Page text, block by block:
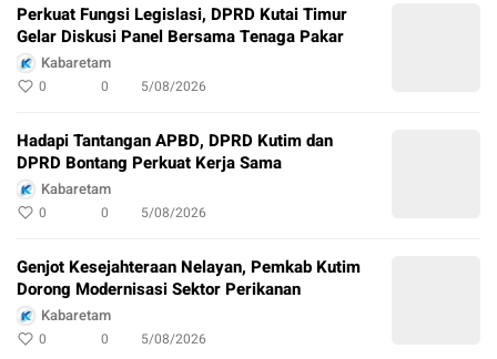
Perkuat Fungsi Legislasi, DPRD Kutai Timur
Gelar Diskusi Panel Bersama Tenaga Pakar
Kabaretam
0 0 5/08/2026
Hadapi Tantangan APBD, DPRD Kutim dan
DPRD Bontang Perkuat Kerja Sama
Kabaretam
0 0 5/08/2026
Genjot Kesejahteraan Nelayan, Pemkab Kutim
Dorong Modernisasi Sektor Perikanan
Kabaretam
0 0 5/08/2026